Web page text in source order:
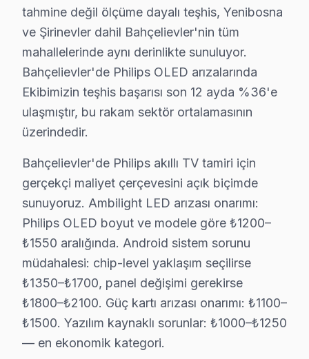
Bahçelievler'de Mahalle Philips Servis Hizmeti
Philips görüntüleme sistemi arıza servisimiz
Kocasinan, Siyavuşpaşa, Soğanlı mahallelerinden
Şirinevler, Zafer, Çobançeşme semtlerinde
Bahçelievler, Cumhuriyet, Fevzi Çakmak, Hürriyet ve
Yeni bir Philips televizyon aldıysanız,
Sunduğumuz kurulum seçenekleri:
• Bahçelievler'de motorlu döner braket montajı ve
• Bahçelievler servisimizde kablo kanalı ile estetik
• Bahçelievler'de Wi-Fi optimizasyonu ve yayın
• Bahçelievler servisimizde oyun konsolu ve harici
• Bahçelievler'de uzaktan kumanda programlama
Philips ekran'nizin ilk açılışından itibaren en iyi
tahmine değil ölçüme dayalı teşhis, Yenibosna
ve Şirinevler dahil Bahçelievler'nin tüm
mahallelerinde aynı derinlikte sunuluyor.
Bahçelievler'de Philips OLED arızalarında
Ekibimizin teşhis başarısı son 12 ayda %36'e
ulaşmıştır, bu rakam sektör ortalamasının
üzerindedir.
Bahçelievler'de Philips akıllı TV tamiri için
gerçekçi maliyet çerçevesini açık biçimde
sunuyoruz. Ambilight LED arızası onarımı:
Philips OLED boyut ve modele göre ₺1200–
₺1550 aralığında. Android sistem sorunu
müdahalesi: chip-level yaklaşım seçilirse
₺1350–₺1700, panel değişimi gerekirse
₺1800–₺2100. Güç kartı arızası onarımı: ₺1100–
₺1500. Yazılım kaynaklı sorunlar: ₺1000–₺1250
— en ekonomik kategori.